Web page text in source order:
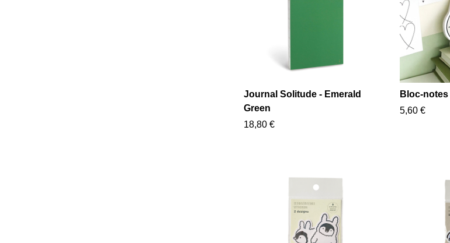
Journal Solitude - Emerald
Green
18,80 €
Bloc-
5,60 €